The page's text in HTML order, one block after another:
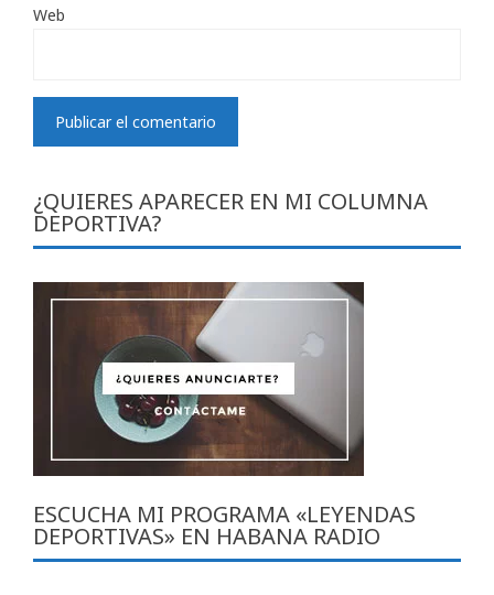
Web
¿QUIERES APARECER EN MI COLUMNA
DEPORTIVA?
ESCUCHA MI PROGRAMA «LEYENDAS
DEPORTIVAS» EN HABANA RADIO